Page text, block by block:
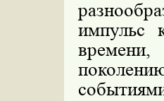
импульс